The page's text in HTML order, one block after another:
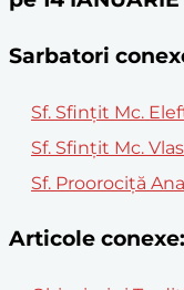
Sarbatori
Sf. Sfințit Mc.
Sf. Sfinţit Mc.
Sf. Proorociţă
Articole conexe: